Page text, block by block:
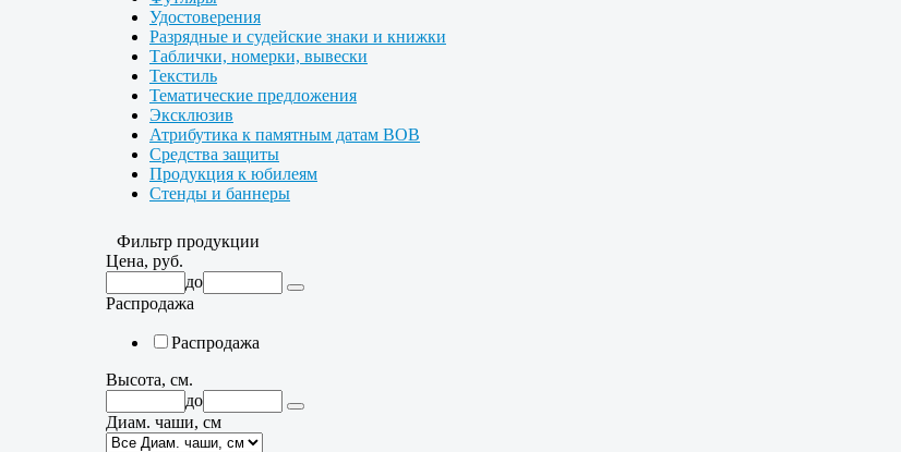
Удостоверения
Разрядные и судейские знаки и книжки
Таблички, номерки, вывески
Текстиль
Тематические предложения
Эксклюзив
Атрибутика к памятным датам ВОВ
Средства защиты
Продукция к юбилеям
Стенды и баннеры
Фильтр продукции
Цена, руб.
до
Распродажа
Распродажа
Высота, см.
до
Диам. чаши, см